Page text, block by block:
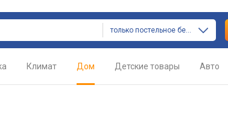
только постельное белье
Климат Дом Детские товары Авто